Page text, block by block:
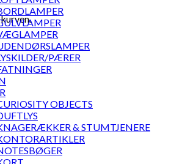
PÆRER
OBJECTS
& STUMTJENERE